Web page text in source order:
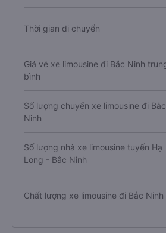
Chiều dài tuyến đường
Thời gian di chuyển
Giá vé xe limousine đi Bắc Ninh trung
bình
Số lượng chuyến xe limousine đi Bắc
Ninh
Số lượng nhà xe limousine tuyến Hạ
Long - Bắc Ninh